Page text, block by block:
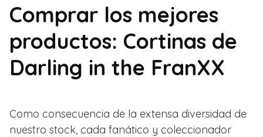
Comprar los mejores
productos: Cortinas de
Darling in the FranXX
Como consecuencia de la extensa diversidad de
nuestro stock, cada fanático y coleccionador